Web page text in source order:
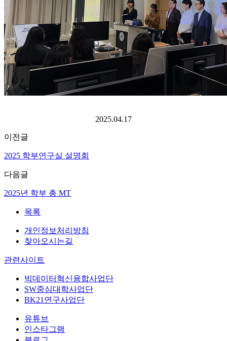
2025.04.17
이전글
2025 학부연구실 설명회
다음글
2025년 학부 총 MT
목록
개인정보처리방침
찾아오시는길
관련사이트
빅데이터혁신융합사업단
SW중심대학사업단
BK21연구사업단
유튜브
인스타그램